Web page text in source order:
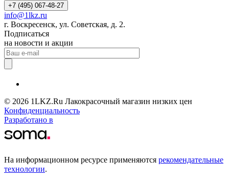
+7 (495) 067-48-27
info@1lkz.ru
г. Воскресенск, ул. Советская, д. 2.
Подписаться
на новости и акции
© 2026 1LKZ.Ru Лакокрасочный магазин низких цен
Конфиденциальность
Разработано в
На информационном ресурсе применяются рекомендательные
технологии.